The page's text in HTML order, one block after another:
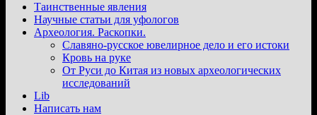
Таинственные явления
Научные статьи для уфологов
Археология. Раскопки.
Славяно-русское ювелирное дело и его истоки
Кровь на руке
От Руси до Китая из новых археологических
исследований
Lib
Написать нам